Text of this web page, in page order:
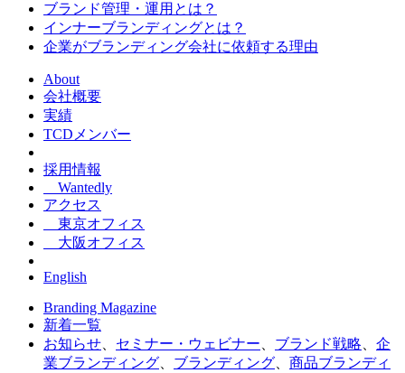
ブランド管理・運用とは？
インナーブランディングとは？
企業がブランディング会社に依頼する理由
About
会社概要
実績
TCDメンバー
採用情報
Wantedly
アクセス
東京オフィス
大阪オフィス
English
Branding Magazine
新着一覧
お知らせ、 セミナー・ウェビナー、 ブランド戦略、 企
業ブランディング、 ブランディング、 商品ブランディ